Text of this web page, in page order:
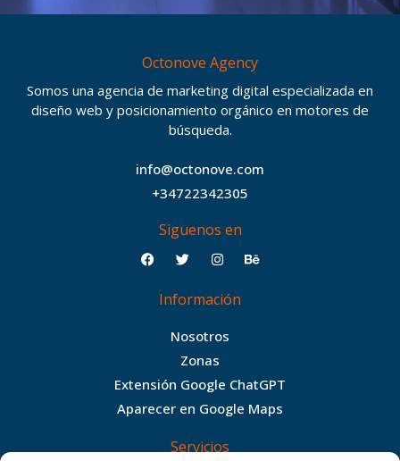
Octonove Agency
Somos una agencia de marketing digital especializada en
diseño web y posicionamiento orgánico en motores de
búsqueda.
info@octonove.com
+34722342305
Siguenos en
F
k
T
i
t
e
I
s
a
a
m
B
Información
Nosotros
Zonas
Extensión Google ChatGPT
Aparecer en Google Maps
Servicios